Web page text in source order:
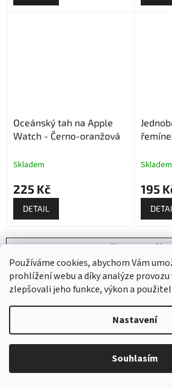
Používáme cookies, abychom Vám
prohlížení webu a díky analýze
zlepšovali jeho funkce, výkon a
Nastavení
Souhlasím
Oceánský tah na Apple
Watch - Černo-oranžová
Skladem
225 Kč
DETAIL
Skladem
195
O
v
l
d
a
c
í
p
S
t
r
á
n
o
v
á
n
1
2
102položek celkem
Kontakt